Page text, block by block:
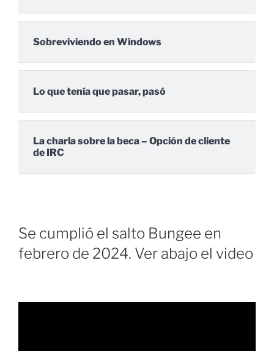
Sobreviviendo en Windows
Lo que tenía que pasar, pasó
La charla sobre la beca – Opción de cliente
de IRC
Se cumplió el salto Bungee en
febrero de 2024. Ver abajo el video